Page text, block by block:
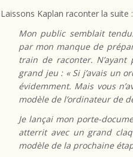
Laissons Kaplan raconter la suite :
Mon public semblait
par mon manque de
train de raconter.
grand jeu : « Si j’avais un
évidemment. Mais vous
modèle de l’ordinateur de
Je lançai mon porte-
atterrit avec un grand
modèle de la prochaine